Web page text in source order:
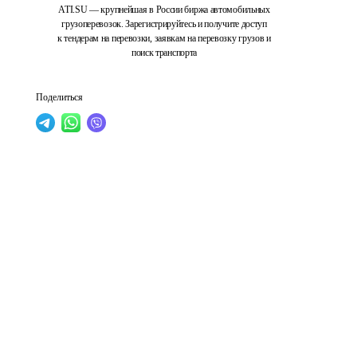
ATI.SU — крупнейшая в России биржа автомобильных
грузоперевозок. Зарегистрируйтесь и получите доступ
к тендерам на перевозки, заявкам на перевозку грузов и
поиск транспорта
Поделиться